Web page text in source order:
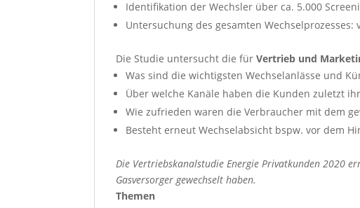
Identifikation der Wechsler über ca. 5.000
Untersuchung des gesamten
Die Studie untersucht die fürVertrieb und
Was sind die wichtigsten Wechselanlässe und
Über welche Kanäle haben die Kunden zuletzt
Wie zufrieden waren die Verbraucher mit dem
Besteht erneut Wechselabsicht bspw. vor dem
Die Vertriebskanalstudie Energie Privatkunden 2020
Gasversorger gewechselt haben.
Themen